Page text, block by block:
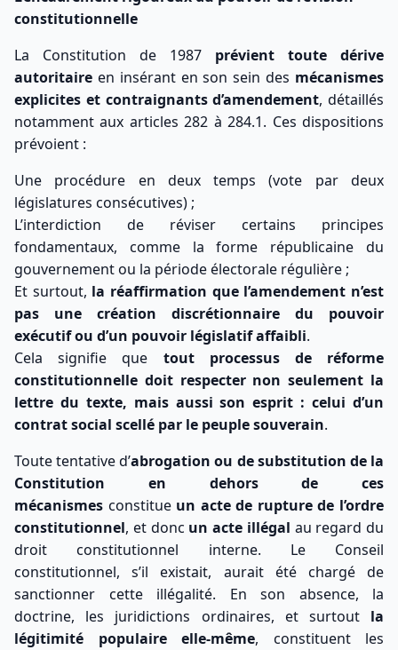
constitutionnelle
La Constitution de 1987 prévient toute dérive
autoritaire en insérant en son sein des mécanismes
explicites et contraignants d’amendement, détaillés
notamment aux articles 282 à 284.1. Ces dispositions
prévoient :
Une procédure en deux temps (vote par deux
législatures consécutives) ;
L’interdiction de réviser certains principes
fondamentaux, comme la forme républicaine du
gouvernement ou la période électorale régulière ;
Et surtout, la réaffirmation que l’amendement n’est
pas une création discrétionnaire du pouvoir
exécutif ou d’un pouvoir législatif affaibli.
Cela signifie que tout processus de réforme
constitutionnelle doit respecter non seulement la
lettre du texte, mais aussi son esprit : celui d’un
contrat social scellé par le peuple souverain.
Toute tentative d’abrogation ou de substitution de la
Constitution en dehors de ces
mécanismes constitue un acte de rupture de l’ordre
constitutionnel, et donc un acte illégal au regard du
droit constitutionnel interne. Le Conseil
constitutionnel, s’il existait, aurait été chargé de
sanctionner cette illégalité. En son absence, la
doctrine, les juridictions ordinaires, et surtout la
légitimité populaire elle-même, constituent les